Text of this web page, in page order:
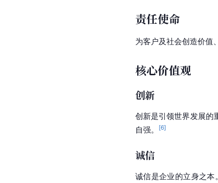
责任使命
为客户及社会创造价值
核心价值观
创新
创新是引领世界发展的
自强。
[6]
诚信
诚信是企业的立身之